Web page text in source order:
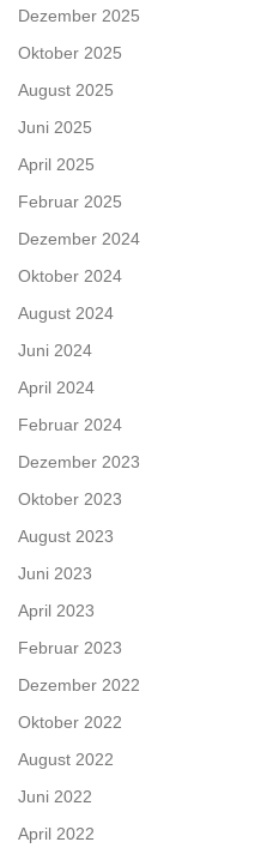
Dezember 2025
Oktober 2025
August 2025
Juni 2025
April 2025
Februar 2025
Dezember 2024
Oktober 2024
August 2024
Juni 2024
April 2024
Februar 2024
Dezember 2023
Oktober 2023
August 2023
Juni 2023
April 2023
Februar 2023
Dezember 2022
Oktober 2022
August 2022
Juni 2022
April 2022